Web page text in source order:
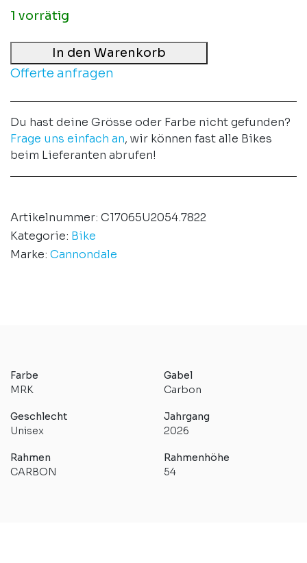
1 vorrätig
In den Warenkorb
Offerte anfragen
Du hast deine Grösse oder Farbe nicht gefunden?
Frage uns einfach an, wir können fast alle Bikes
beim Lieferanten abrufen!
Artikelnummer: C17065U2054.7822
Kategorie: Bike
Marke: Cannondale
Farbe
MRK
Gabel
Carbon
Geschlecht
Unisex
Jahrgang
2026
Rahmen
CARBON
Rahmenhöhe
54